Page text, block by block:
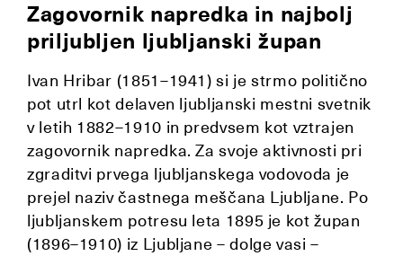
Zagovornik napredka in najbolj
priljubljen ljubljanski župan
Ivan Hribar (1851–1941) si je strmo politično
pot utrl kot delaven ljubljanski mestni svetnik
v letih 1882–1910 in predvsem kot vztrajen
zagovornik napredka. Za svoje aktivnosti pri
zgraditvi prvega ljubljanskega vodovoda je
prejel naziv častnega meščana Ljubljane. Po
ljubljanskem potresu leta 1895 je kot župan
(1896–1910) iz Ljubljane – dolge vasi –